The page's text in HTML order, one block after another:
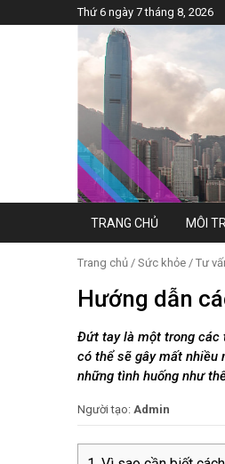
Thứ 6 ngày 7 tháng 8, 2026
TRANG CHỦ MÔI
Trang chủ / Sức khỏe / Tư
Hướng dẫn
Đứt tay là một trong các
có thể sẽ gây mất nhiều
những tình huống như
Người tạo: Admin